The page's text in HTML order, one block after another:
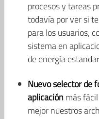
procesos y tareas
todavía por ver si
para los usuarios,
sistema en
de energía
Nuevo selector de
aplicaciónmás fácil
mejor nuestros